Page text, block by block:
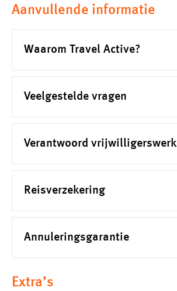
Aanvullende informatie
Waarom Travel Active?
Veelgestelde vragen
Verantwoord vrijwilligerswerk
Reisverzekering
Annuleringsgarantie
Extra’s